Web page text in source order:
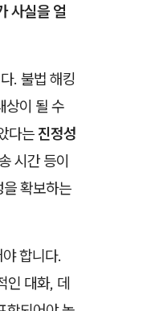
사실을 얼
. 불법 해킹
상이 될 수
다는 진정성
시간 등이
확보하는
합니다.
인 대화, 데